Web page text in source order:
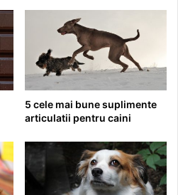
5 cele mai bune suplimente
articulatii pentru caini